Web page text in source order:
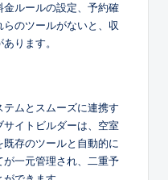
ルールの設定、予約確
のツールがないと、収
ります。
ムとスムーズに連携す
イトビルダーは、空室
存のツールと自動的に
一元管理され、二重予